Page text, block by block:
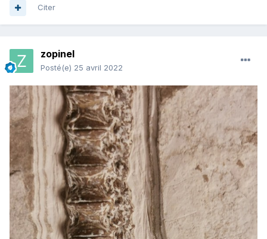
Citer
zopinel
Posté(e) 25 avril 2022